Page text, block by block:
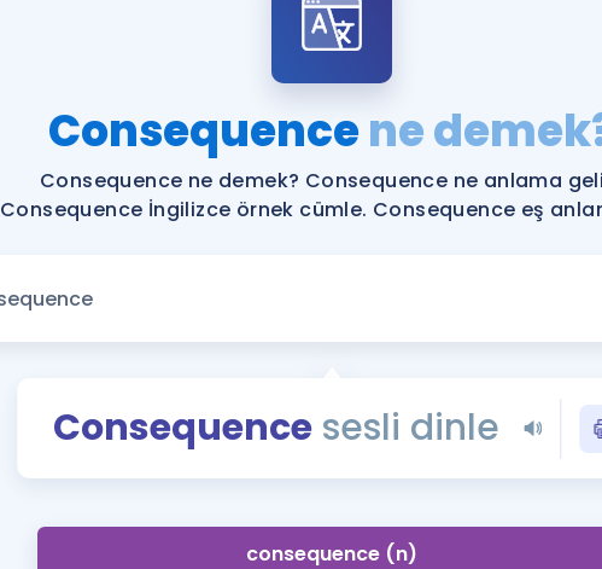
YDS ve YÖKDİL
YDS ve YÖKDİL'e
Tüm ÖSYM
Blog
YDS - YÖKDİL
İngilizce
Consequencene
Consequence ne demek? Consequence ne anlama
Consequence İngilizce örnek cümle. Consequence eş
Consequence sesli dinle
consequence (n)